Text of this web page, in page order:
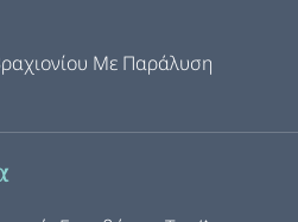
Με Παράλυση